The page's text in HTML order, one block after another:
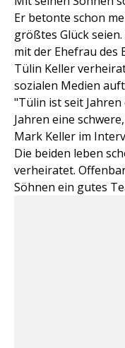
Er betonte schon
größtes Glück
mit der Ehefrau des
Tülin Keller
sozialen Medien
"Tülin ist seit Jahren
Jahren eine
Mark Keller im
Die beiden leben
verheiratet.
Söhnen ein gutes